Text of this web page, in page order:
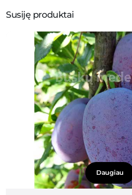
Susiję produktai
Daugiau